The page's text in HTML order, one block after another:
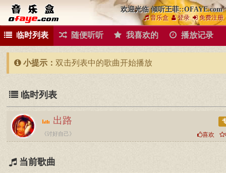
欢迎光临 倾听王菲::OFAYE.com
音乐盒 登录 免费注册
临时列表 随便听听 我喜欢的 播放记录
小提示： 双击列表中的歌曲开始播放
临时列表
喜欢
出路
《讨好自己》
当前歌曲